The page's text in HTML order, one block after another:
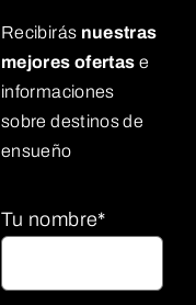
Recibirás nuestras
mejores ofertas e
informaciones
sobre destinos de
ensueño
Tu nombre*